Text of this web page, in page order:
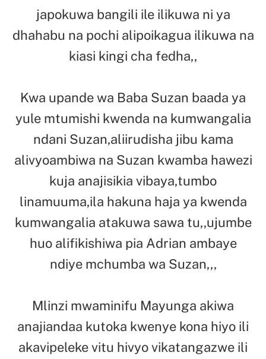
japokuwa bangili ile ilikuwa ni ya
dhahabu na pochi alipoikagua ilikuwa na
kiasi kingi cha fedha,,
Kwa upande wa Baba Suzan baada ya
yule mtumishi kwenda na kumwangalia
ndani Suzan,aliirudisha jibu kama
alivyoambiwa na Suzan kwamba hawezi
kuja anajisikia vibaya,tumbo
linamuuma,ila hakuna haja ya kwenda
kumwangalia atakuwa sawa tu,,ujumbe
huo alifikishiwa pia Adrian ambaye
ndiye mchumba wa Suzan,,,
Mlinzi mwaminifu Mayunga akiwa
anajiandaa kutoka kwenye kona hiyo ili
akavipeleke vitu hivyo vikatangazwe ili